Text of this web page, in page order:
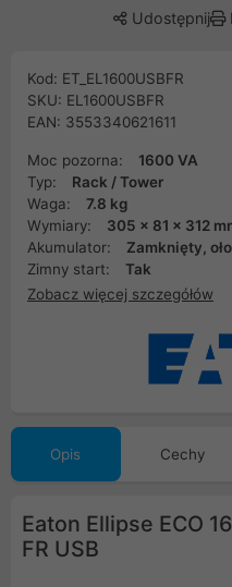
Udostępnij
Kod: ET_EL1600USBFR
SKU: EL1600USBFR
EAN: 3553340621611
Moc pozorna:
1600 VA
Typ:
Rack / Tower
Waga:
7.8 kg
Wymiary:
305 x 81 x 312
Akumulator:
Zamknięty,
Zimny start:
Tak
Zobacz więcej szczegółów
Opis Cechy
Eaton Ellipse ECO
FR USB